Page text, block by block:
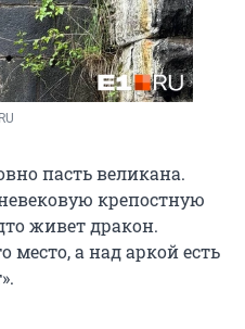
пасть великана.
крепостную
живет дракон.
место, а над аркой есть